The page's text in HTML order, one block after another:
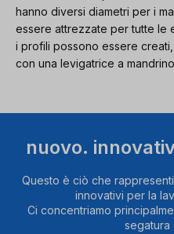
hanno diversi diametri per i
essere attrezzate per tutte le
i profili possono essere
con una levigatrice a
nuovo.
Questo è ciò che
innovativi per la
Ci concentriamo
segatura